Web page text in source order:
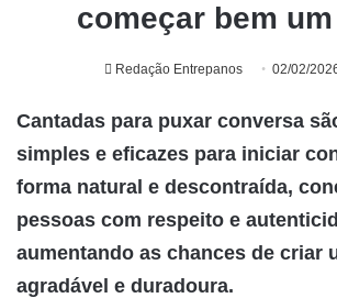
começar bem
Redação Entrepanos 02/02/
Cantadas para puxar conversa
simples e eficazes para iniciar
forma natural e descontraída,
pessoas com respeito e
aumentando as chances de criar
agradável e duradoura.